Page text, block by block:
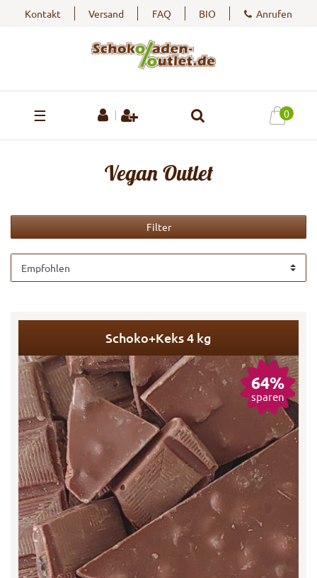
Kontakt Versand FAQ BIO Anrufen
☰ 0
Vegan Outlet
Filter
Schoko+Keks 4 kg
64%
sparen